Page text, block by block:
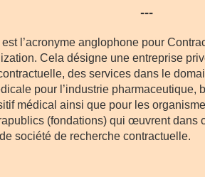
---
est l’acronyme anglophone pour
Cela désigne une entreprise
des services dans le
pour l’industrie pharmaceutique,
médical ainsi que pour les
(fondations) qui œuvrent dans
société de recherche contractuelle.